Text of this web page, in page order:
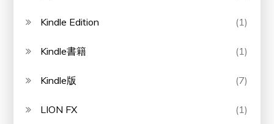
Kindle Edition (1)
Kindle書籍 (1)
Kindle版 (7)
LION FX (1)